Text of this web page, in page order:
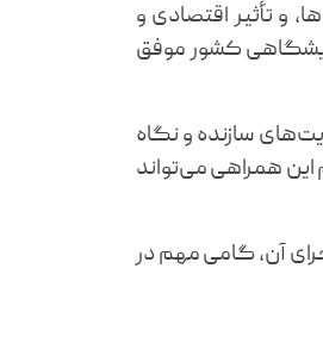
و تأثیر اقتصادی و
کشور موفق
سازنده و نگاه
همراهی می‌تواند
آن، گامی مهم در